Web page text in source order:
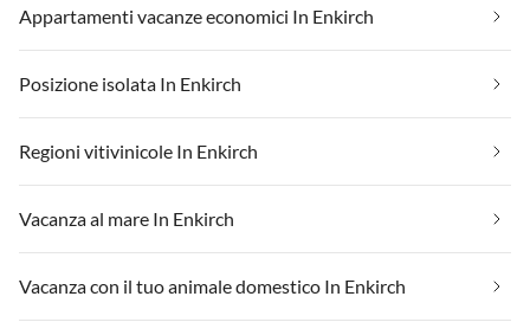
Appartamenti vacanze economici In Enkirch
Posizione isolata In Enkirch
Regioni vitivinicole In Enkirch
Vacanza al mare In Enkirch
Vacanza con il tuo animale domestico In Enkirch